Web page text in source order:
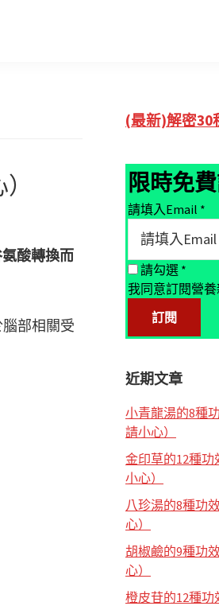
酸轉換而
部相關受
Primary
(最新)解密30
限時免
請填入Email *
請勾選 *
我同意訂閱營
近期文章
小青龍湯的8種
請小心）
金印草的12種
小心）
八珍湯的8種功
心）
胡椒鹼的9種功
心）
橙皮苷的12種